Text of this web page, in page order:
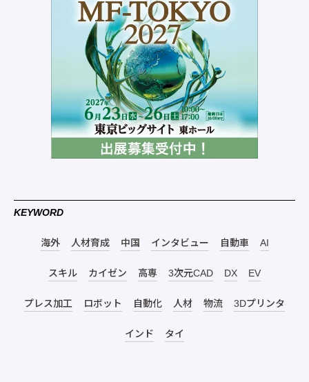
KEYWORD
海外 人材育成 中国 インタビュー 自動車 AI
スキル カイゼン 高専 3次元CAD DX EV
プレス加工 ロボット 自動化 人材 物流 3Dプリンタ
インド タイ